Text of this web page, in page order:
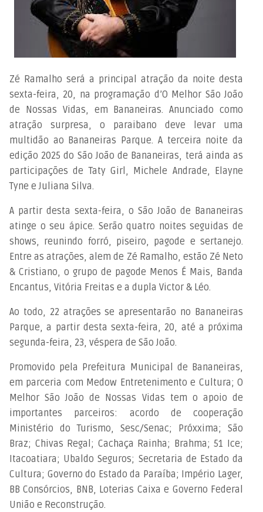
Zé Ramalho será a principal atração da noite desta
sexta-feira, 20, na programação d’O Melhor São João
de Nossas Vidas, em Bananeiras. Anunciado como
atração surpresa, o paraibano deve levar uma
multidão ao Bananeiras Parque. A terceira noite da
edição 2025 do São João de Bananeiras, terá ainda as
participações de Taty Girl, Michele Andrade, Elayne
Tyne e Juliana Silva.
A partir desta sexta-feira, o São João de Bananeiras
atinge o seu ápice. Serão quatro noites seguidas de
shows, reunindo forró, piseiro, pagode e sertanejo.
Entre as atrações, alem de Zé Ramalho, estão Zé Neto
& Cristiano, o grupo de pagode Menos É Mais, Banda
Encantus, Vitória Freitas e a dupla Victor & Léo.
Ao todo, 22 atrações se apresentarão no Bananeiras
Parque, a partir desta sexta-feira, 20, até a próxima
segunda-feira, 23, véspera de São João.
Promovido pela Prefeitura Municipal de Bananeiras,
em parceria com Medow Entretenimento e Cultura; O
Melhor São João de Nossas Vidas tem o apoio de
importantes parceiros: acordo de cooperação
Ministério do Turismo, Sesc/Senac; Próxxima; São
Braz; Chivas Regal; Cachaça Rainha; Brahma; 51 Ice;
Itacoatiara; Ubaldo Seguros; Secretaria de Estado da
Cultura; Governo do Estado da Paraíba; Império Lager,
BB Consórcios, BNB, Loterias Caixa e Governo Federal
União e Reconstrução.